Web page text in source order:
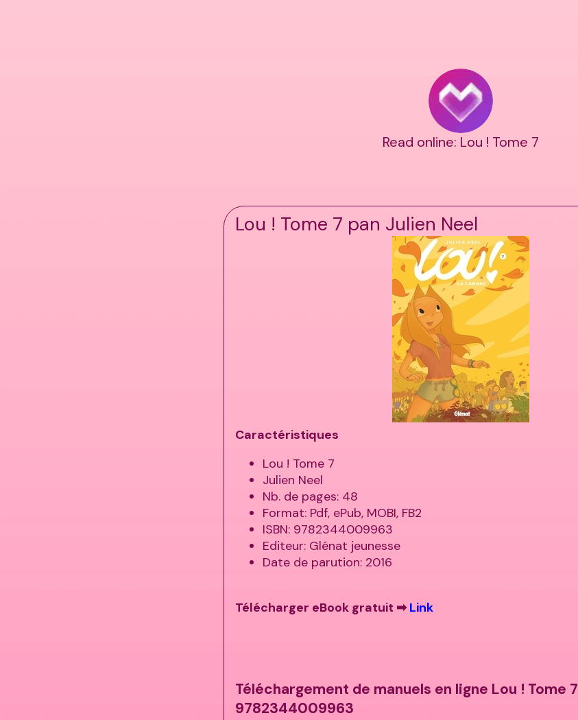
Read online: Lou ! Tome 7
Lou ! Tome 7 pan Julien Neel
Caractéristiques
Lou ! Tome 7
Julien Neel
Nb. de pages: 48
Format: Pdf, ePub, MOBI, FB2
ISBN: 9782344009963
Editeur: Glénat jeunesse
Date de parution: 2016
Télécharger eBook gratuit ➡ Link
Téléchargement de manuels en ligne Lou ! Tome 7
9782344009963